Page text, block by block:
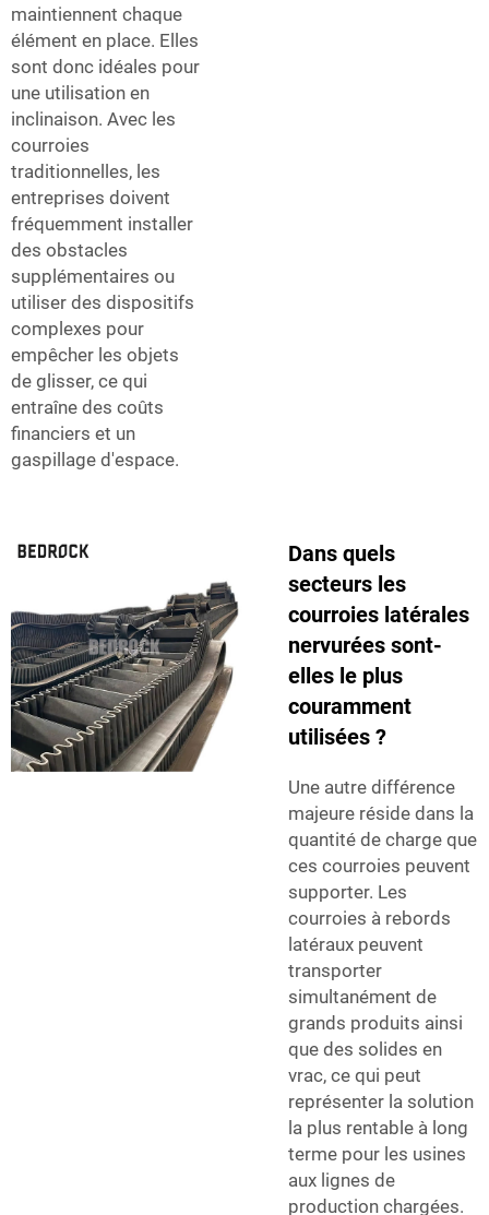
maintiennent chaque
élément en place. Elles
sont donc idéales pour
une utilisation en
inclinaison. Avec les
courroies
traditionnelles, les
entreprises doivent
fréquemment installer
des obstacles
supplémentaires ou
utiliser des dispositifs
complexes pour
empêcher les objets
de glisser, ce qui
entraîne des coûts
financiers et un
gaspillage d'espace.
Dans quels
secteurs les
courroies latérales
nervurées sont-
elles le plus
couramment
utilisées ?
Une autre différence
majeure réside dans la
quantité de charge que
ces courroies peuvent
supporter. Les
courroies à rebords
latéraux peuvent
transporter
simultanément de
grands produits ainsi
que des solides en
vrac, ce qui peut
représenter la solution
la plus rentable à long
terme pour les usines
aux lignes de
production chargées.